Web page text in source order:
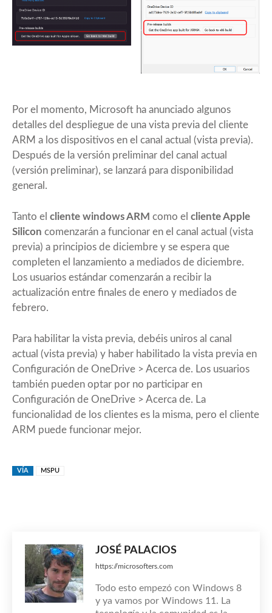
Por el momento, Microsoft ha anunciado algunos
detalles del despliegue de una vista previa del cliente
ARM a los dispositivos en el canal actual (vista previa).
Después de la versión preliminar del canal actual
(versión preliminar), se lanzará para disponibilidad
general.
Tanto el cliente windows ARM como el cliente Apple
Silicon comenzarán a funcionar en el canal actual (vista
previa) a principios de diciembre y se espera que
completen el lanzamiento a mediados de diciembre.
Los usuarios estándar comenzarán a recibir la
actualización entre finales de enero y mediados de
febrero.
Para habilitar la vista previa, debéis uniros al canal
actual (vista previa) y haber habilitado la vista previa en
Configuración de OneDrive > Acerca de. Los usuarios
también pueden optar por no participar en
Configuración de OneDrive > Acerca de. La
funcionalidad de los clientes es la misma, pero el cliente
ARM puede funcionar mejor.
VÍA MSPU
JOSÉ PALACIOS
https://microsofters.com
Todo esto empezó con Windows 8
y ya vamos por Windows 11. La